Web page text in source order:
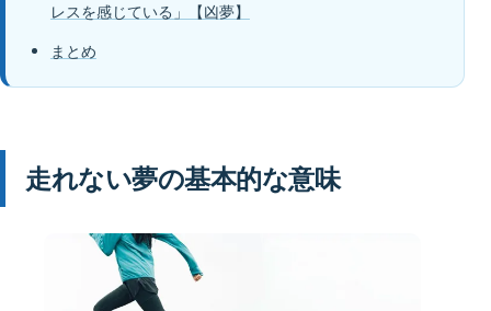
レスを感じている」【凶夢】
まとめ
走れない夢の基本的な意味